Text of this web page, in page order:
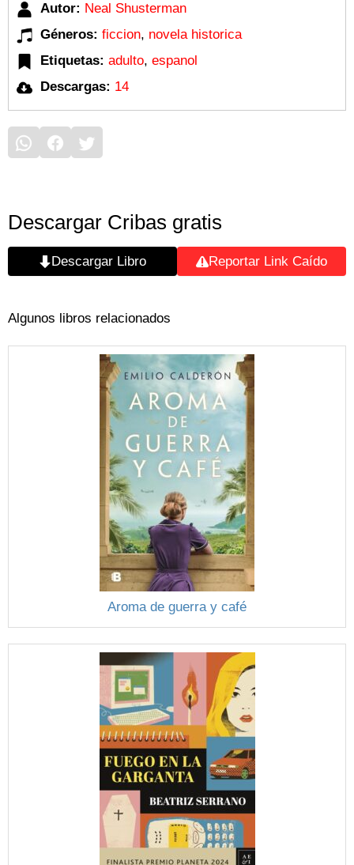
Autor: Neal Shusterman
Géneros: ficcion, novela historica
Etiquetas: adulto, espanol
Descargas: 14
Descargar Cribas gratis
Descargar Libro Reportar Link Caído
Algunos libros relacionados
Aroma de guerra y café